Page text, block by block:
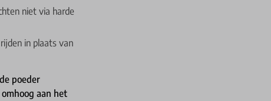
niet via harde
in plaats van
poeder
aan het